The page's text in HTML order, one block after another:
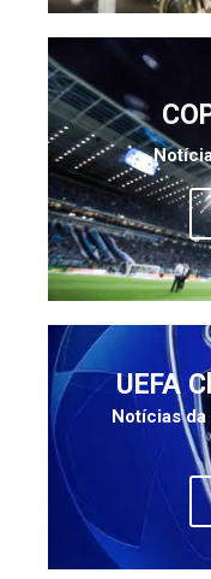
UEFA
Notícias